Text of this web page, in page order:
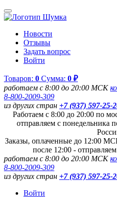
Новости
Отзывы
Задать вопрос
Войти
Товаров: 0 Сумма: 0 ₽
работаем с 8:00 до 20:00 МСК
8-800-2009-309
из других стран +7 (937) 597-25-
Работаем с 8:00 до 20:00 по
отправляем с понедельника
Заказы, оплаченные до 12:00
после 12:00 -
работаем с 8:00 до 20:00 МСК
8-800-2009-309
из других стран +7 (937) 597-25-
Войти